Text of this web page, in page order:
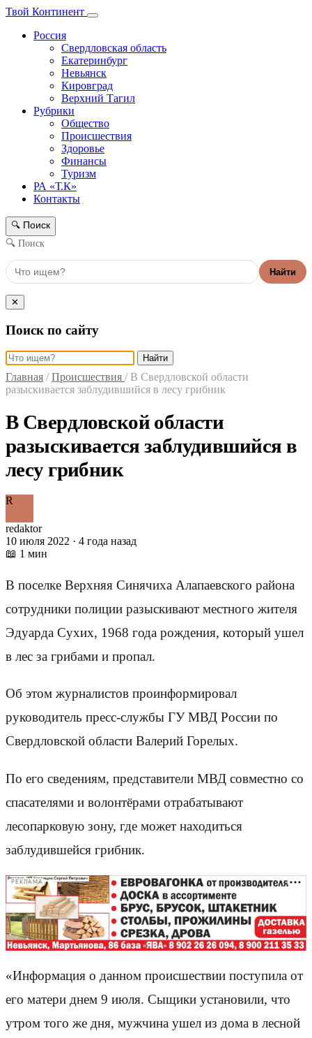
Твой Континент
Россия
Свердловская область
Екатеринбург
Невьянск
Кировград
Верхний Тагил
Рубрики
Общество
Происшествия
Здоровье
Финансы
Туризм
РА «Т.К»
Контакты
🔍 Поиск
🔍 Поиск
Найти
✕
Поиск по сайту
Найти
Главная / Происшествия / В Свердловской области
разыскивается заблудившийся в лесу грибник
В Свердловской области
разыскивается заблудившийся в
лесу грибник
R
redaktor
10 июля 2022 · 4 года назад
📖 1 мин
В поселке Верхняя Синячиха Алапаевского района
сотрудники полиции разыскивают местного жителя
Эдуарда Сухих, 1968 года рождения, который ушел
в лес за грибами и пропал.
Об этом журналистов проинформировал
руководитель пресс-службы ГУ МВД России по
Свердловской области Валерий Горелых.
По его сведениям, представители МВД совместно со
спасателями и волонтёрами отрабатывают
лесопарковую зону, где может находиться
заблудившейся грибник.
РЕКЛАМА
«Информация о данном происшествии поступила от
его матери днем 9 июля. Сыщики установили, что
утром того же дня, мужчина ушел из дома в лесной